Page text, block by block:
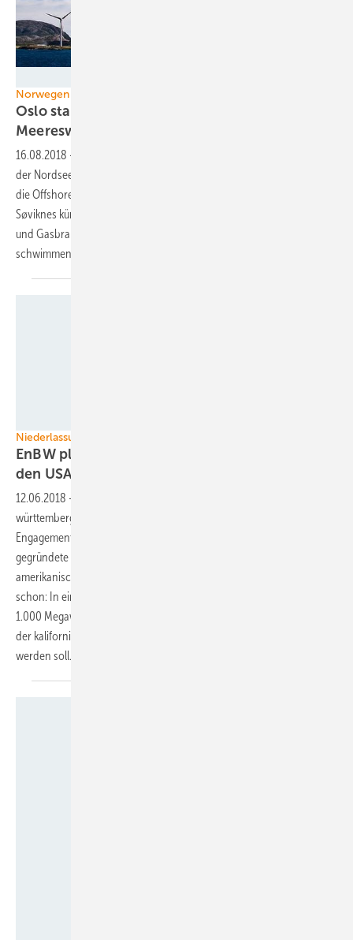
Norwegen
Oslo startet mit schwimmenden
Meereswindparks
16.08.2018 -
der Nordsee will die Regierung in Oslo im Herbst den Startschuss für
die Offshore-Windenergie in geben. Öl- und Energie-Minister Terje
Søviknes kündigte am Dienstag auf einer nationalen Konferenz der Öl-
und Gasbranche an, die Areale sollten je einen Pilot-Anlagenpark für
schwimmende Offshore-Windturbinen
Niederlassung und Joint Venture gegründet
EnBW plant schwimmenden Offshore-Park in
den USA
12.06.2018 -
württembergische Energieversorger EnBW Anfang 2018 sein
Engagement in Taiwan verkündet hat, legt er nun nach. Die neu
gegründete Regionalniederlassung EnBW North America soll den
amerikanischen Markt erschließen. Ein erstes Projekt gibt es auch
schon: In einem Joint Venture mit Trident Winds plant EnBW den 650-
1.000 Megawatt starken Offshorewind-Projekts „Morro Bay“, der vor
der kalifornischen Küste auf schwimmenden Fundamenten gebaut
werden soll.